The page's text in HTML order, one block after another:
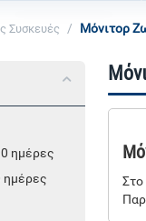
Συσκευές / Μόνιτορ
ημέρες
ημέρες
Στο